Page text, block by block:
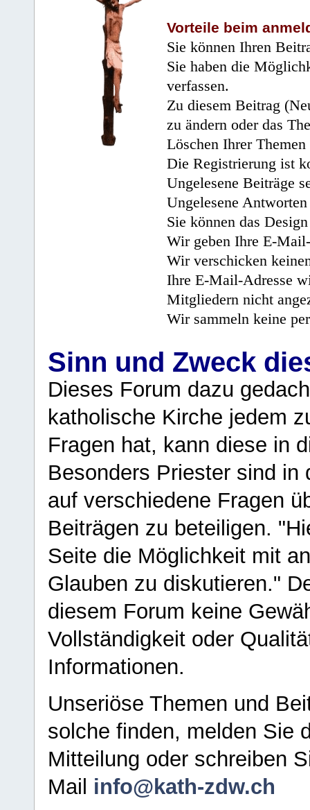
Vorteile beim
Sie können Ihren
Sie haben die
verfassen.
Zu diesem Beitrag
zu ändern oder das
Löschen Ihrer
Die Registrierung ist
Ungelesene Beiträge
Ungelesene
Sie können das
Wir geben Ihre E-
Wir verschicken
Ihre E-Mail-Adresse
Mitgliedern nicht
Wir sammeln keine
Sinn und Zweck
Dieses Forum dazu
katholische Kirche jedem
Fragen hat, kann diese in
Besonders Priester sind in
auf verschiedene Fragen
Beiträgen zu beteiligen.
Seite die Möglichkeit mit
Glauben zu diskutieren."
diesem Forum keine
Vollständigkeit oder
Informationen.
Unseriöse Themen und
solche finden, melden Sie
Mitteilung oder schreiben
Mail info@kath-zdw.ch